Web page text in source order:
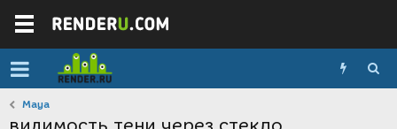
Maya